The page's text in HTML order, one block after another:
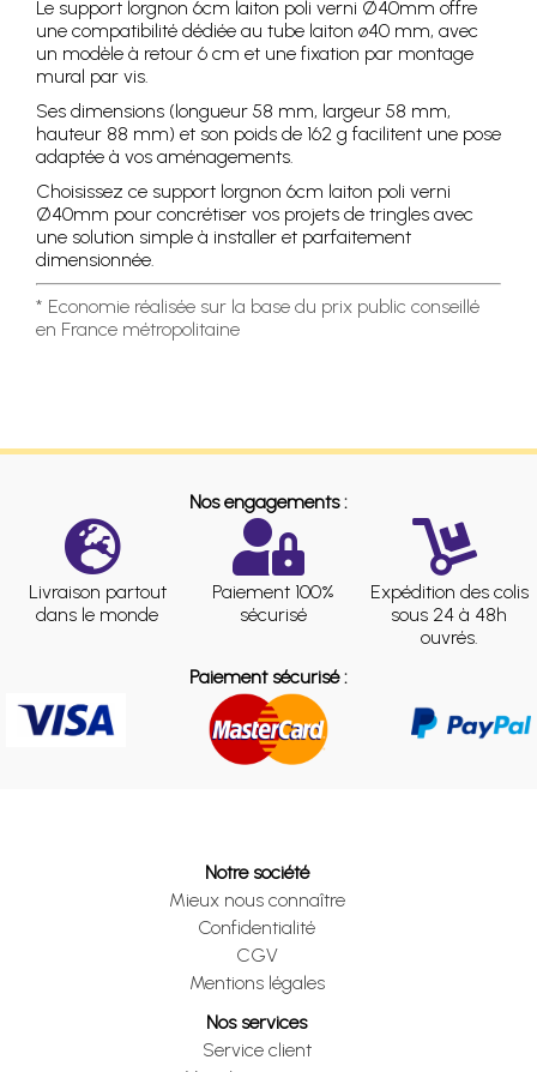
Le support lorgnon 6cm laiton poli verni Ø40mm offre
une compatibilité dédiée au tube laiton ø40 mm, avec
un modèle à retour 6 cm et une fixation par montage
mural par vis.
Ses dimensions (longueur 58 mm, largeur 58 mm,
hauteur 88 mm) et son poids de 162 g facilitent une pose
adaptée à vos aménagements.
Choisissez ce support lorgnon 6cm laiton poli verni
Ø40mm pour concrétiser vos projets de tringles avec
une solution simple à installer et parfaitement
dimensionnée.
* Economie réalisée sur la base du prix public conseillé
en France métropolitaine
Nos engagements :
Livraison partout
dans le monde
Paiement 100%
sécurisé
Expédition des colis
sous 24 à 48h
ouvrés.
Paiement sécurisé :
Notre société
Mieux nous connaître
Confidentialité
CGV
Mentions légales
Nos services
Service client